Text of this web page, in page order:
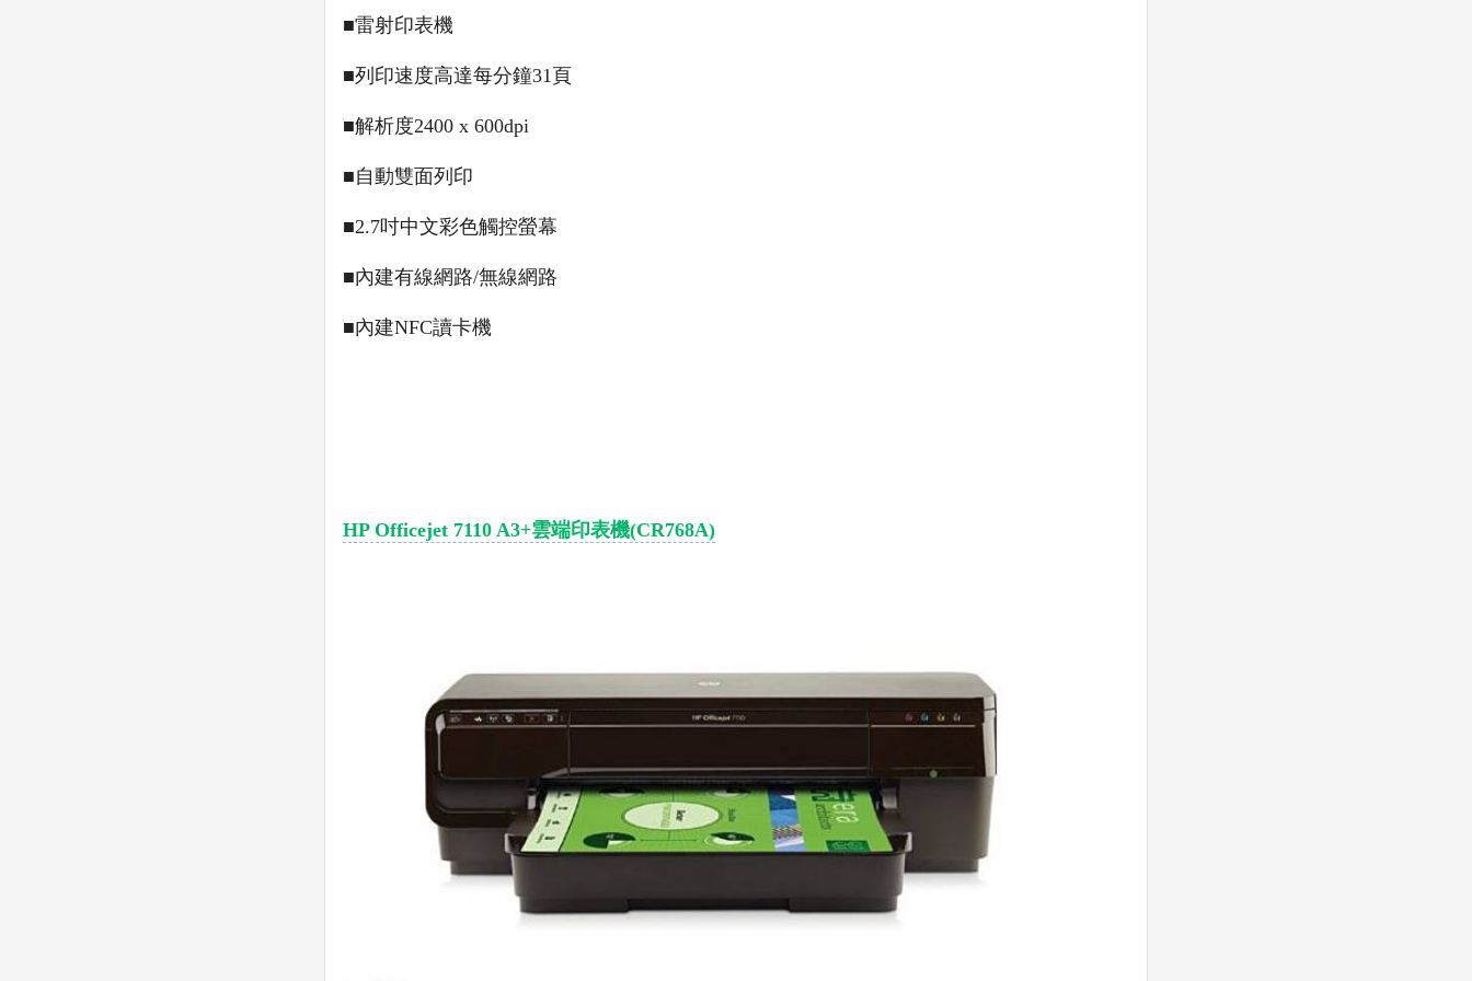
■雷射印表機
■列印速度高達每分鐘31頁
■解析度2400 x 600dpi
■自動雙面列印
■2.7吋中文彩色觸控螢幕
■內建有線網路/無線網路
■內建NFC讀卡機
HP Officejet 7110 A3+雲端印表機(CR768A)